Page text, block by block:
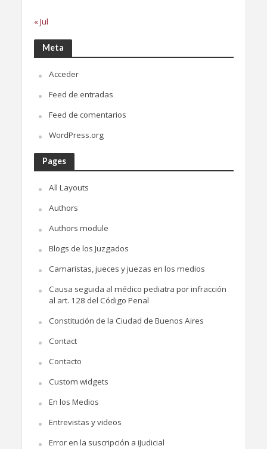
« Jul
Meta
Acceder
Feed de entradas
Feed de comentarios
WordPress.org
Pages
All Layouts
Authors
Authors module
Blogs de los Juzgados
Camaristas, jueces y juezas en los medios
Causa seguida al médico pediatra por infracción
al art. 128 del Código Penal
Constitución de la Ciudad de Buenos Aires
Contact
Contacto
Custom widgets
En los Medios
Entrevistas y videos
Error en la suscripción a iJudicial